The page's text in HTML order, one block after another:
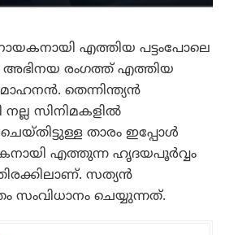
എത്തിയ പട്ടംപോലെ
അഭിനയ രംഗത്ത് എത്തിയ
തെന്നിന്ത്യൻ
നല്ല സിനിമകളിൽ
താരം ഇപ്പോൾ
എത്തുന്ന ഹൃദയപൂർവ്വം
സത്യൻ
സംവിധാനം ചെയ്യുന്നത്.